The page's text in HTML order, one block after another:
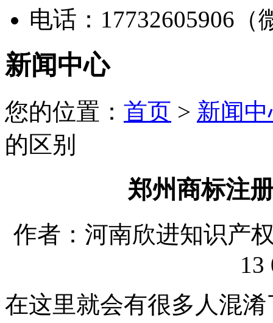
电话：17732605906（
新闻中心
您的位置： 首页 > 新闻
的区别
郑州商标注
作者：河南欣进知识产
13
在这里就会有很多人混